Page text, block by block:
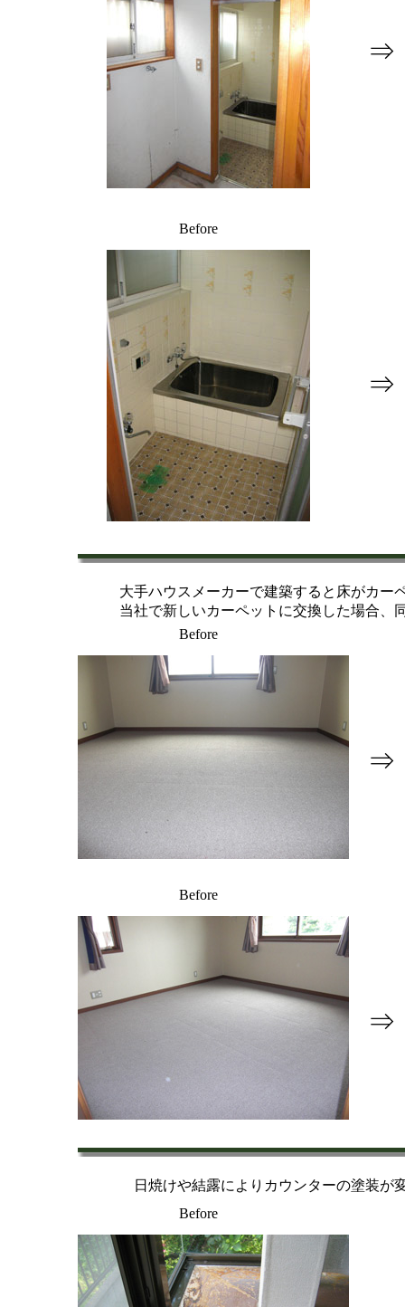
⇒
Before
⇒
大手ハウスメーカーで建築すると床がカー
当社で新しいカーペットに交換した場合、
Before
⇒
Before
⇒
日焼けや結露によりカウンターの塗装が
Before